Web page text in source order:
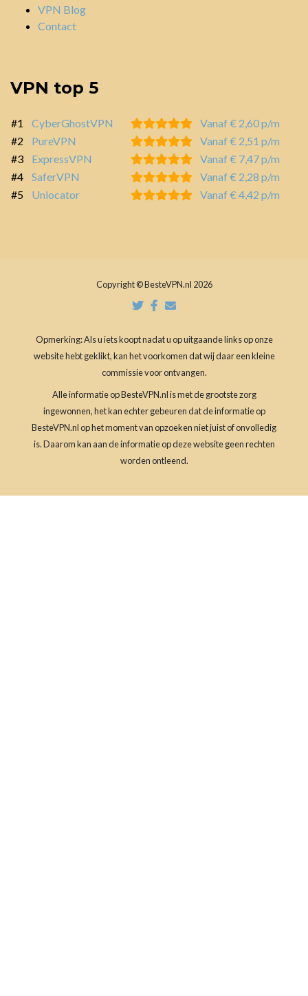
VPN Blog
Contact
VPN top 5
#1 CyberGhostVPN
Vanaf € 2,60 p/m
#2
PureVPN
Vanaf € 2,51 p/m
#3
ExpressVPN
Vanaf € 7,47 p/m
#4
SaferVPN
Vanaf € 2,28 p/m
#5
Unlocator Vanaf € 4,42 p/m
Copyright © BesteVPN.nl 2026
Opmerking: Als u iets koopt nadat u op uitgaande links op onze
website hebt geklikt, kan het voorkomen dat wij daar een kleine
commissie voor ontvangen.
Alle informatie op BesteVPN.nl is met de grootste zorg
ingewonnen, het kan echter gebeuren dat de informatie op
BesteVPN.nl op het moment van opzoeken niet juist of onvolledig
is. Daarom kan aan de informatie op deze website geen rechten
worden ontleend.